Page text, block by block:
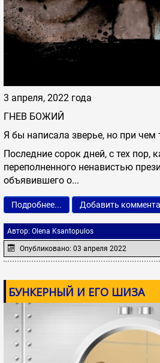
3 апреля, 2022 года
ГНЕВ БОЖИЙ
Я бы написала зверье, но при чем
Последние сорок дней, с тех пор,
переполненного ненавистью
объявившего о...
Подробнее... Добавить
Автор: Olena Ksantopulos
Опубликовано: 03 апреля 2022
БУНКЕРНЫЙ И ЕГО ШИЗА